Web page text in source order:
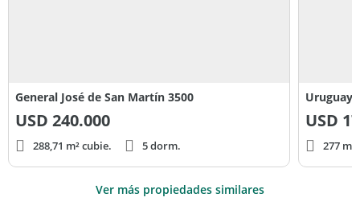
General José de San Martín 3500
USD 240.000
288,71 m² cubie. 5 dorm.
Uruguay
USD
277
Ver más propiedades similares